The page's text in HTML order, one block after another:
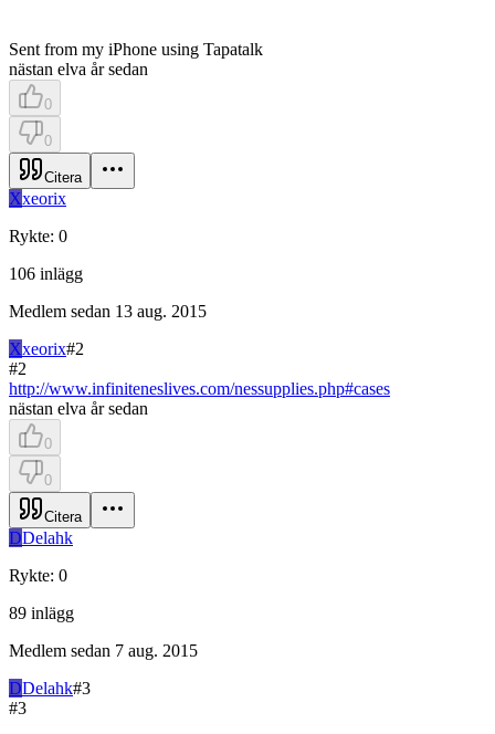
Sent from my iPhone using Tapatalk
nästan elva år sedan
0
0
Citera
Xxeorix
Rykte: 0
106 inlägg
Medlem sedan 13 aug. 2015
Xxeorix#2
#2
http://www.infiniteneslives.com/nessupplies.php#cases
nästan elva år sedan
0
0
Citera
DDelahk
Rykte: 0
89 inlägg
Medlem sedan 7 aug. 2015
DDelahk#3
#3